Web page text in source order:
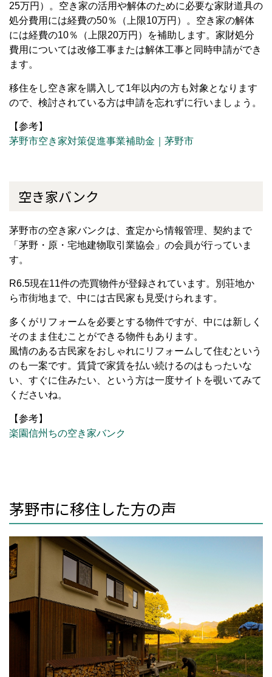
25万円）。空き家の活用や解体のために必要な家財道具の
処分費用には経費の50％（上限10万円）。空き家の解体
には経費の10％（上限20万円）を補助します。家財処分
費用については改修工事または解体工事と同時申請ができ
ます。
移住をし空き家を購入して1年以内の方も対象となります
ので、検討されている方は申請を忘れずに行いましょう。
【参考】
茅野市空き家対策促進事業補助金｜茅野市
空き家バンク
茅野市の空き家バンクは、査定から情報管理、契約まで
「茅野・原・宅地建物取引業協会」の会員が行っていま
す。
R6.5現在11件の売買物件が登録されています。別荘地か
ら市街地まで、中には古民家も見受けられます。
多くがリフォームを必要とする物件ですが、中には新しく
そのまま住むことができる物件もあります。
風情のある古民家をおしゃれにリフォームして住むという
のも一案です。賃貸で家賃を払い続けるのはもったいな
い、すぐに住みたい、という方は一度サイトを覗いてみて
くださいね。
【参考】
楽園信州ちの空き家バンク
茅野市に移住した方の声